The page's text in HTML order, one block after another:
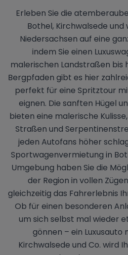
Erleben Sie die
Bothel, Kirchwalsede
Niedersachsen auf eine
indem Sie einen
malerischen Landstraßen bis
Bergpfaden gibt es hier
perfekt für eine Spritztour
eignen. Die sanften Hügel
bieten eine malerische
Straßen und
jeden Autofans höher
Sportwagenvermietung in
Umgebung haben Sie die
der Region in vollen
gleichzeitig das Fahrerlebnis
Ob für einen besonderen
um sich selbst mal wieder
gönnen – ein Luxusauto
Kirchwalsede und Co. wird